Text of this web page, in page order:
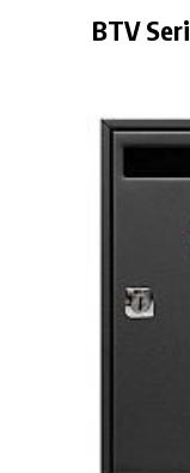
BTV